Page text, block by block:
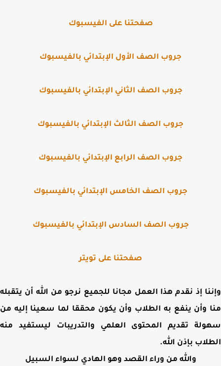
صفحتنا على الفيسبوك
جروب الصف الأول الإبتدائي بالفيسبوك
جروب الصف الثاني الإبتدائي بالفيسبوك
جروب الصف الثالث الإبتدائي بالفيسبوك
جروب الصف الرابع الإبتدائي بالفيسبوك
جروب الصف الخامس الإبتدائي بالفيسبوك
جروب الصف السادس الإبتدائي بالفيسبوك
صفحتنا على تويتر
إذ نقدم هذا العمل مجانا للجميع نرجو من الله أن يتقبله
وأن ينفع به الطلاب وأن يكون محققا لما سعينا إليه من
تقديم المحتوى العلمي والتدريبات ليستفيد منه
بإذن الله.
والله من وراء القصد وهو الهادي لسواء السبيل